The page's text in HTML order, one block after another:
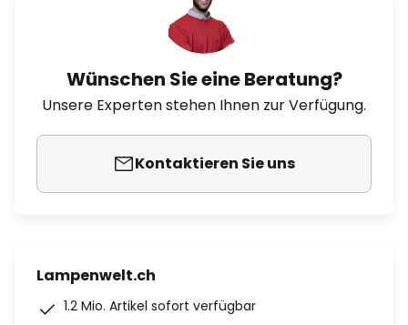
Wünschen Sie eine Beratung?
Unsere Experten stehen Ihnen zur Verfügung.
Kontaktieren Sie uns
Lampenwelt.ch
1.2 Mio. Artikel sofort verfügbar